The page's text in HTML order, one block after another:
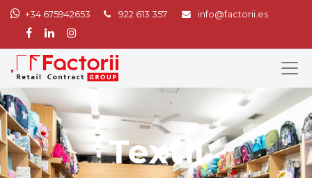
+34 675942653 922 613 357 info@factorii.es
Textil